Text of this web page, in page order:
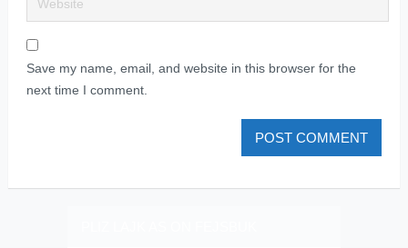
Save my name, email, and website in this browser for the
next time I comment.